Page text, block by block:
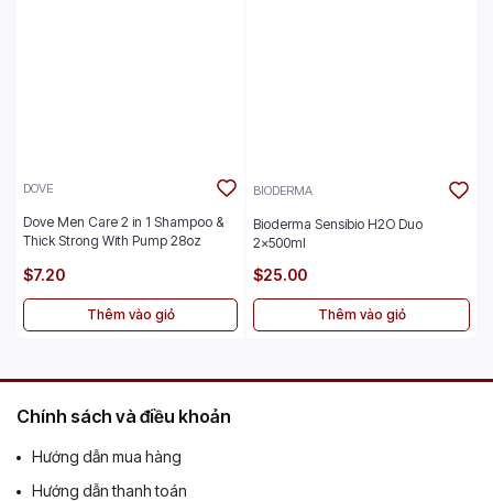
DOVE
Dove Men Care 2 in 1 Shampoo &
Thick Strong With Pump 28oz
$7.20
Thêm vào giỏ
BIODERMA
Bioderma Sensibio H2O Duo
2x500ml
$25.00
Thêm vào giỏ
Chính sách và điều khoản
Hướng dẫn mua hàng
Hướng dẫn thanh toán